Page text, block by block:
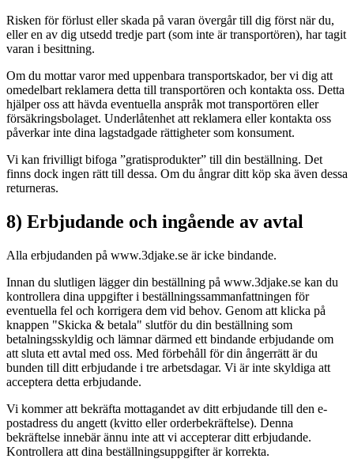
Risken för förlust eller skada på varan övergår till dig först när du,
eller en av dig utsedd tredje part (som inte är transportören), har tagit
varan i besittning.
Om du mottar varor med uppenbara transportskador, ber vi dig att
omedelbart reklamera detta till transportören och kontakta oss. Detta
hjälper oss att hävda eventuella anspråk mot transportören eller
försäkringsbolaget. Underlåtenhet att reklamera eller kontakta oss
påverkar inte dina lagstadgade rättigheter som konsument.
Vi kan frivilligt bifoga ”gratisprodukter” till din beställning. Det
finns dock ingen rätt till dessa. Om du ångrar ditt köp ska även dessa
returneras.
8) Erbjudande och ingående av avtal
Alla erbjudanden på www.3djake.se är icke bindande.
Innan du slutligen lägger din beställning på www.3djake.se kan du
kontrollera dina uppgifter i beställningssammanfattningen för
eventuella fel och korrigera dem vid behov. Genom att klicka på
knappen "Skicka & betala" slutför du din beställning som
betalningsskyldig och lämnar därmed ett bindande erbjudande om
att sluta ett avtal med oss. Med förbehåll för din ångerrätt är du
bunden till ditt erbjudande i tre arbetsdagar. Vi är inte skyldiga att
acceptera detta erbjudande.
Vi kommer att bekräfta mottagandet av ditt erbjudande till den e-
postadress du angett (kvitto eller orderbekräftelse). Denna
bekräftelse innebär ännu inte att vi accepterar ditt erbjudande.
Kontrollera att dina beställningsuppgifter är korrekta.